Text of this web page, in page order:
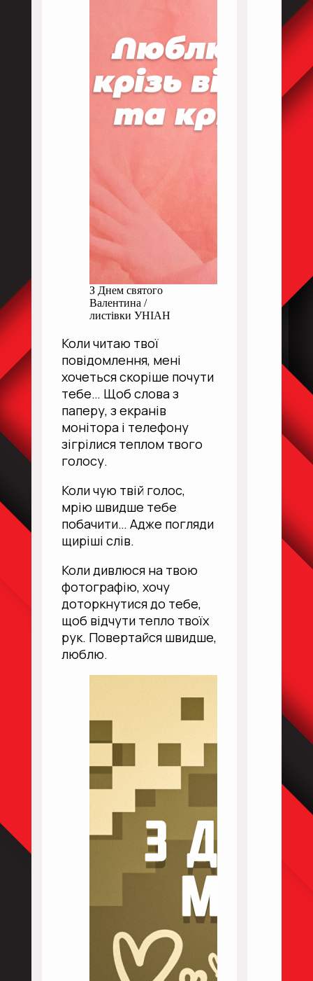
З Днем святого
Валентина /
листівки УНІАН
Коли читаю твої
повідомлення, мені
хочеться скоріше почути
тебе… Щоб слова з
паперу, з екранів
монітора і телефону
зігрілися теплом твого
голосу.
Коли чую твій голос,
мрію швидше тебе
побачити… Адже погляди
щиріші слів.
Коли дивлюся на твою
фотографію, хочу
доторкнутися до тебе,
щоб відчути тепло твоїх
рук. Повертайся швидше,
люблю.